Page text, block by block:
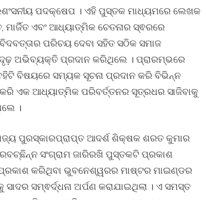
ପଦକ୍ଷେପ । ଏହି ପୁସ୍ତକ ମାଧ୍ୟମରେ ଲେଖକ
ଏବଂ ଆଧ୍ୟାତ୍ମିକ ଚେତନାର ସ୍ଵରରେ
ପରିଚୟ ଦେବା ସହିତ ସଠିକ ସମାଜ
ଦୃଢ଼ ଅଭିବ୍ୟକ୍ତି ପ୍ରଦାନ କରିଥିଲେ । ପ୍ରାରମ୍ଭରେ
ବିଷୟରେ ସମ୍ୟକ ସୂଚନା ପ୍ରଦାନ କରି ବିଭିନ୍ନ
ଏକ ଆଧ୍ୟାତ୍ମିକ ପରିବର୍ତ୍ତନର ସୂତ୍ରଧର ସାଜିବାକୁ
।
ପୁରସ୍କାରପ୍ରାପ୍ତ ଆଦର୍ଶ ଶିକ୍ଷକ ଶରତ କୁମାର
ସଂଗ୍ରାମ ଜାରିରଖି ପୁସ୍ତକଟି ପ୍ରକାଶ
କରିଥିବା ଭୁବନେଶ୍ୱରର ମାଷ୍ଟର ମାଇଣ୍ଡର
ସମ୍ଵର୍ଦ୍ଧନା ଅର୍ପଣ କରାଯାଇଥିଲା । ଏ ସମସ୍ତ